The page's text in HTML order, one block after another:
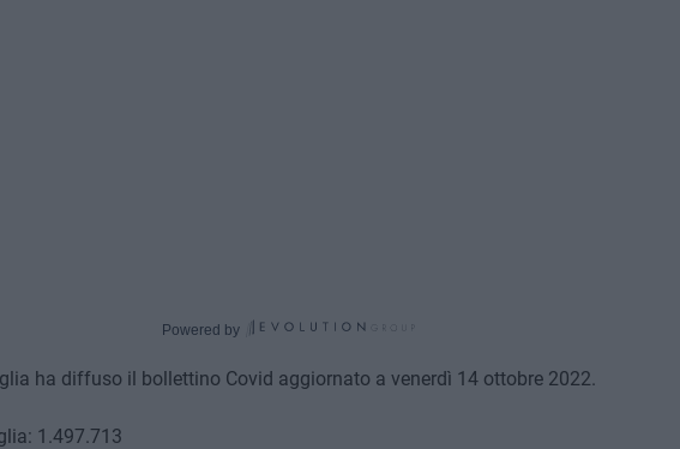
Powered by
ha diffuso il bollettino Covid aggiornato a venerdì 14 ottobre 2022.
1.497.713